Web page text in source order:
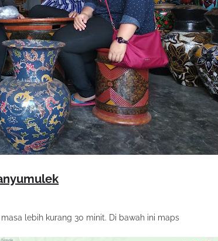
lebih kurang 30 minit. Di bawah ini maps